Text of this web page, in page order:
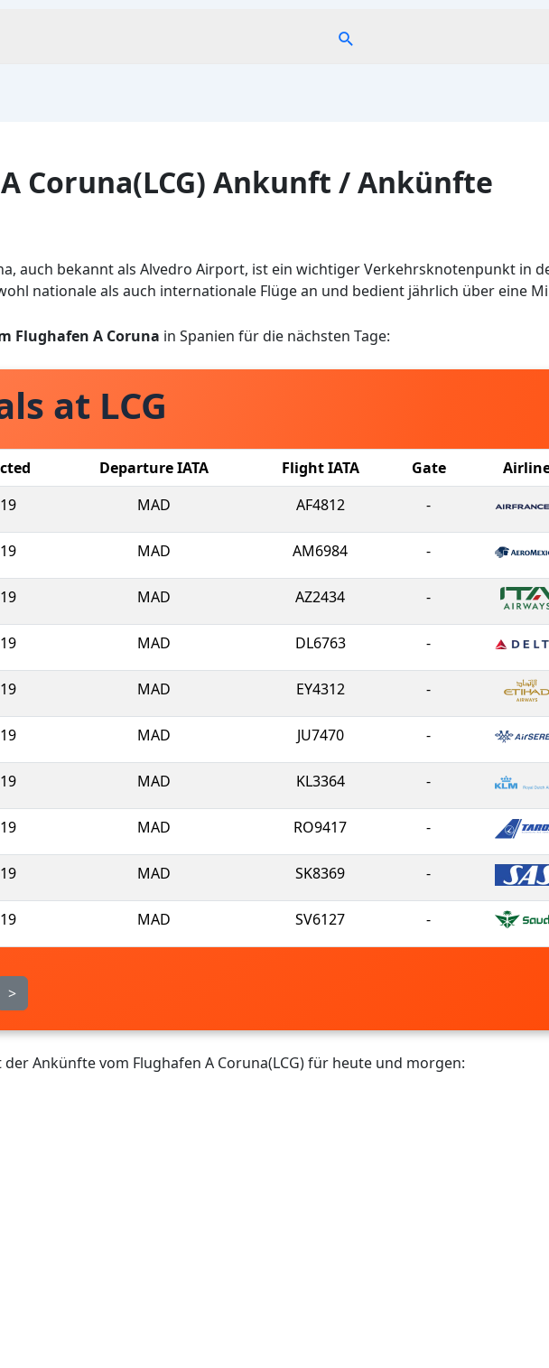
Suche
Coruna(LCG) Ankunft / Ankünfte
auch bekannt als Alvedro Airport, ist ein wichtiger Verkehrsknotenpunkt in
nationale als auch internationale Flüge an und bedient jährlich über eine
Flughafen A Coruna in Spanien für die nächsten Tage:
at LCG
Departure IATA Flight IATA Gate
MAD AF4812 -
MAD AM6984 -
MAD AZ2434 -
MAD DL6763 -
MAD EY4312 -
MAD JU7470 -
MAD KL3364 -
MAD RO9417 -
MAD SK8369 -
MAD SV6127 -
>
Ankünfte vom Flughafen A Coruna(LCG) für heute und morgen: